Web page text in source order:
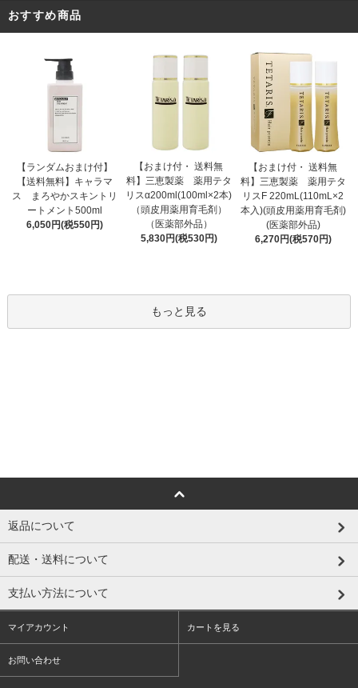
おすすめ商品
【ランダムおまけ付】
【送料無料】キャラマ
ス まろやかスキントリ
ートメント500ml
6,050円(税550円)
【おまけ付・ 送料無
料】三恵製薬 薬用テタ
リスα200ml(100ml×2本)
（頭皮用薬用育毛剤）
（医薬部外品）
5,830円(税530円)
【おまけ付・ 送料無
料】三恵製薬 薬用テタ
リスF 220mL(110mL×2
本入)(頭皮用薬用育毛剤)
(医薬部外品)
6,270円(税570円)
もっと見る
返品について
配送・送料について
支払い方法について
マイアカウント カートを見る
お問い合わせ